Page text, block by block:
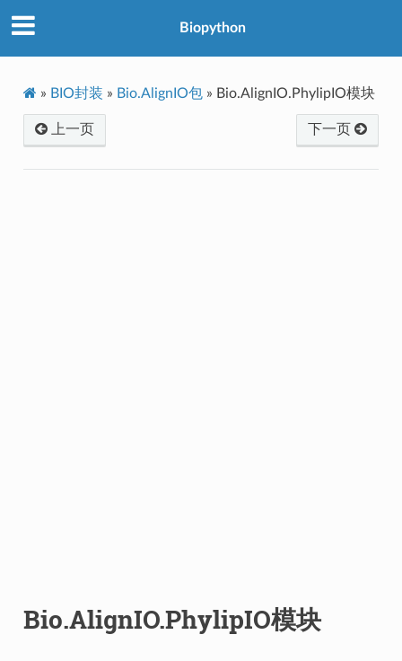
Biopython
» BIO封装 » Bio.AlignIO包» Bio.AlignIO.PhylipIO模块
下一页
上一页
Bio.AlignIO.PhylipIO模块